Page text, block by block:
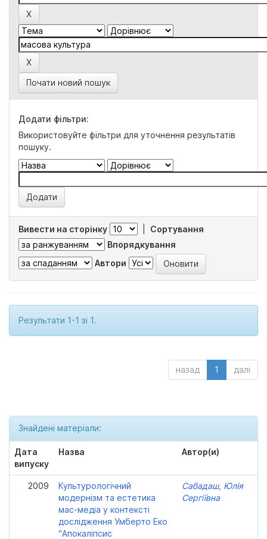
Почати новий пошук
Додати фільтри:
Використовуйте фільтри для уточнення результатів
пошуку.
Вивести на сторінку
Сортування
Впорядкування
Автори
Результати 1-1 зі 1.
назад 1 далі
Знайдені матеріали:
Дата
випуску
Назва Автор(и)
2009
Культурологічний
модернізм та естетика
мас-медіа у контексті
дослідження Умберто Еко
"Апокаліпсис
Сабадаш, Юлія
Сергіївна